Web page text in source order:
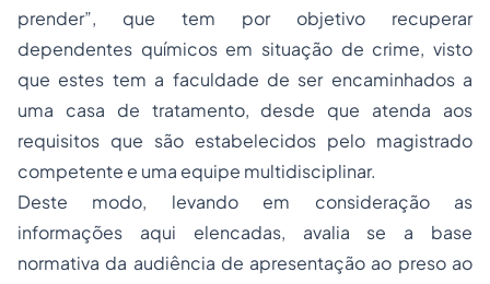
prender”, que tem por objetivo recuperar
dependentes químicos em situação de crime, visto
que estes tem a faculdade de ser encaminhados a
uma casa de tratamento, desde que atenda aos
requisitos que são estabelecidos pelo magistrado
competente e uma equipe multidisciplinar.
Deste modo, levando em consideração as
informações aqui elencadas, avalia se a base
normativa da audiência de apresentação ao preso ao